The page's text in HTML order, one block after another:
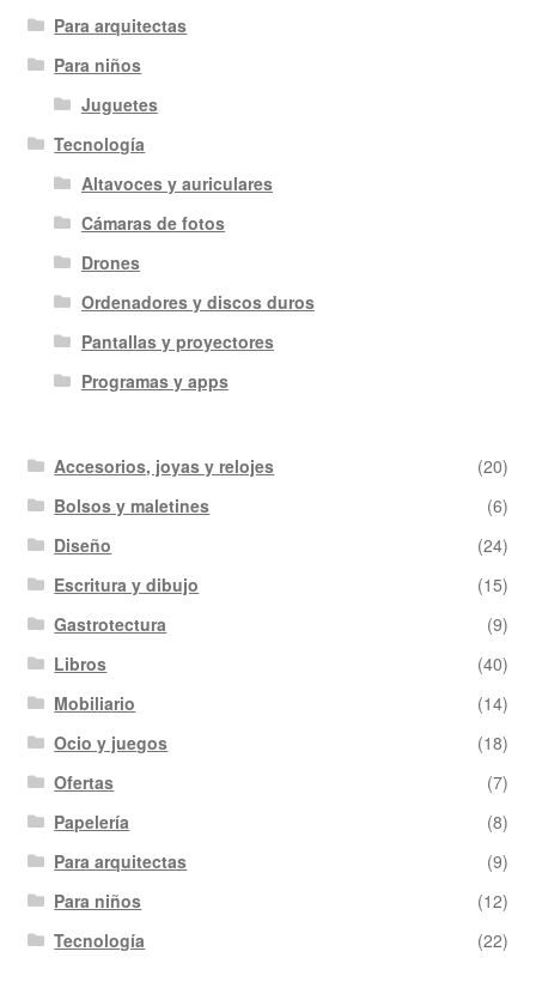
Para arquitectas
Para niños
Juguetes
Tecnología
Altavoces y auriculares
Cámaras de fotos
Drones
Ordenadores y discos duros
Pantallas y proyectores
Programas y apps
Accesorios, joyas y relojes
(20)
Bolsos y maletines
(6)
Diseño
(24)
Escritura y dibujo
(15)
Gastrotectura
(9)
Libros
(40)
Mobiliario
(14)
Ocio y juegos
(18)
Ofertas
(7)
Papelería
(8)
Para arquitectas
(9)
Para niños
(12)
Tecnología
(22)